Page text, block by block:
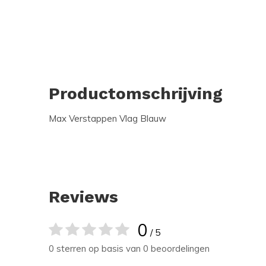
Productomschrijving
Max Verstappen Vlag Blauw
Reviews
0 / 5
0 sterren op basis van 0 beoordelingen